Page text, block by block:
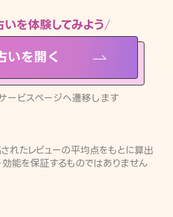
を体験してみよう
いを開く
ビスページへ遷移します
たレビューの平均点をもとに算出
能を保証するものではありません